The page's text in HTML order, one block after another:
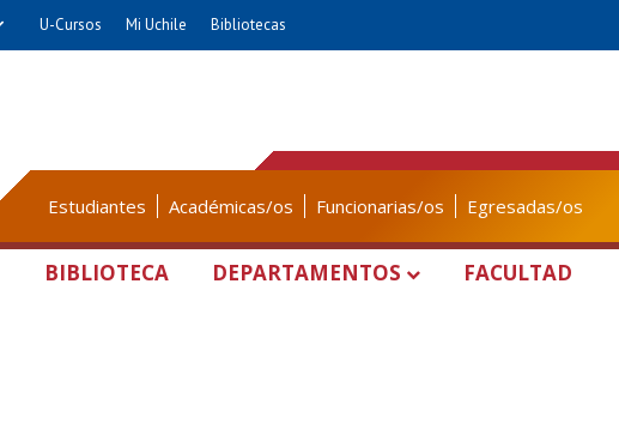
U-Cursos Mi Uchile Bibliotecas
Estudiantes Académicas/os Funcionarias/os Egresadas/os
BIBLIOTECA DEPARTAMENTOS FACULTAD